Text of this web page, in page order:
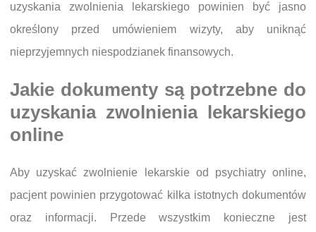
uzyskania zwolnienia lekarskiego powinien być jasno
określony przed umówieniem wizyty, aby uniknąć
nieprzyjemnych niespodzianek finansowych.
Jakie dokumenty są potrzebne do
uzyskania zwolnienia lekarskiego
online
Aby uzyskać zwolnienie lekarskie od psychiatry online,
pacjent powinien przygotować kilka istotnych dokumentów
oraz informacji. Przede wszystkim konieczne jest